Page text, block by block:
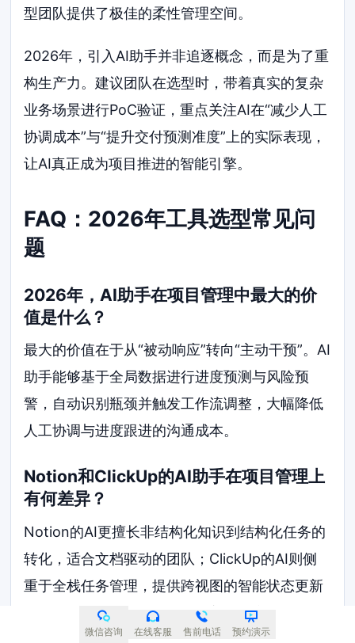
型团队提供了极佳的柔性管理空间。
2026年，引入AI助手并非追逐概念，而是为了重
构生产力。建议团队在选型时，带着真实的复杂
业务场景进行PoC验证，重点关注AI在“减少人工
协调成本”与“提升交付预测准度”上的实际表现，
让AI真正成为项目推进的智能引擎。
FAQ：2026年工具选型常见问
题
2026年，AI助手在项目管理中最大的价
值是什么？
最大的价值在于从“被动响应”转向“主动干预”。AI
助手能够基于全局数据进行进度预测与风险预
警，自动识别瓶颈并触发工作流调整，大幅降低
人工协调与进度跟进的沟通成本。
Notion和ClickUp的AI助手在项目管理上
有何差异？
Notion的AI更擅长非结构化知识到结构化任务的
转化，适合文档驱动的团队；ClickUp的AI则侧
重于全栈任务管理，提供跨视图的智能状态更新
与文档总结，功能更繁杂但覆盖面更广。
微信咨询 在线客服 售前电话 预约演示